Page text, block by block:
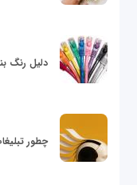
دلیل رنگ
چطور